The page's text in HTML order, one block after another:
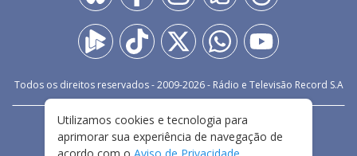
Todos os direitos reservados - 2009-2026- Rádio e Televisão Record S.A
FALE CONOSCO
PRIVACIDADE
TERMOS E CONDIÇÕES DE USO
Utilizamos cookies e tecnologia para
aprimorar sua experiência de navegação de